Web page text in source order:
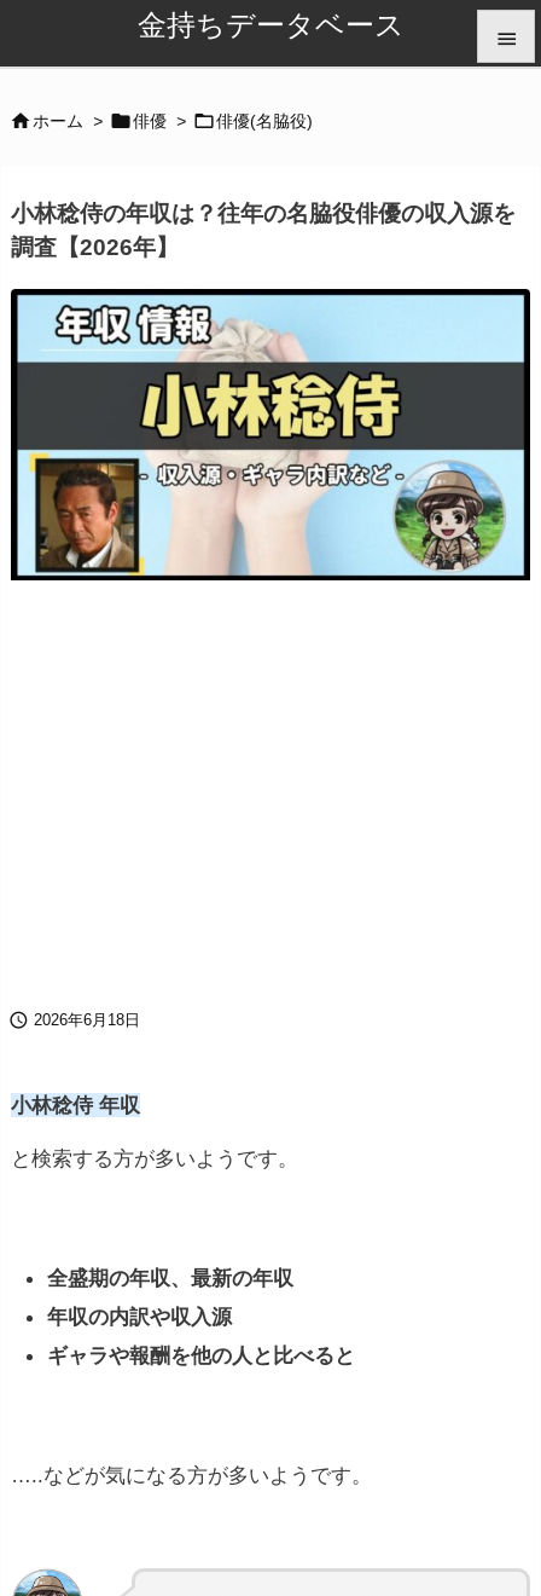
金持ちデータベース 


ホーム > 俳優 > 俳優(名脇役)
小林稔侍の年収は？往年の名脇役俳優の収入源を
調査【2026年】
 2026年6月18日
小林稔侍 年収
と検索する方が多いようです。
全盛期の年収、最新の年収
年収の内訳や収入源
ギャラや報酬を他の人と比べると
…..などが気になる方が多いようです。